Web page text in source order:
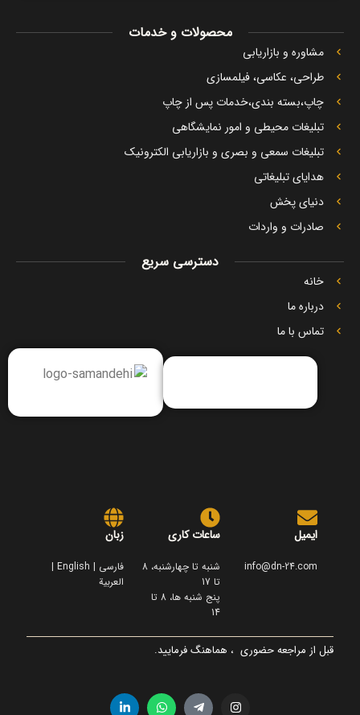
محصولات و خدمات
مشاوره و بازاریابی
طراحی، عکاسی، فیلمسازی
چاپ،بسته بندی،خدمات پس از چاپ
تبلیغات محیطی و امور نمایشگاهی
تبلیغات سمعی و بصری و بازاریابی الکترونیک
هدایای تبلیغاتی
دنیای پخش
صادرات و واردات
دسترسی سریع
خانه
درباره ما
تماس با ما
ایمیل
info@dn-24.com
ساعات کاری
شنبه تا چهارشنبه، 8
تا 17
پنج شنبه ها، 8 تا
14
زبان
فارسی | English |
العربية
قبل از مراجعه حضوری ، هماهنگ فرمایید.